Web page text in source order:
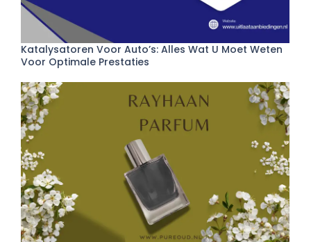
Katalysatoren Voor Auto’s: Alles Wat U Moet Weten
Voor Optimale Prestaties